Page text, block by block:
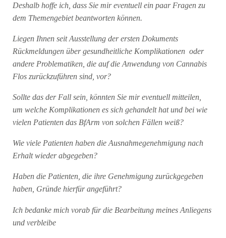
Deshalb hoffe ich, dass Sie mir eventuell ein paar Fragen zu
dem Themengebiet beantworten können.
Liegen Ihnen seit Ausstellung der ersten Dokuments
Rückmeldungen über gesundheitliche Komplikationen oder
andere Problematiken, die auf die Anwendung von Cannabis
Flos zurückzuführen sind, vor?
Sollte das der Fall sein, könnten Sie mir eventuell mitteilen,
um welche Komplikationen es sich gehandelt hat und bei wie
vielen Patienten das BfArm von solchen Fällen weiß?
Wie viele Patienten haben die Ausnahmegenehmigung nach
Erhalt wieder abgegeben?
Haben die Patienten, die ihre Genehmigung zurückgegeben
haben, Gründe hierfür angeführt?
Ich bedanke mich vorab für die Bearbeitung meines Anliegens
und verbleibe